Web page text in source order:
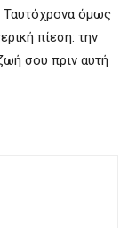
Ταυτόχρονα όμως
πίεση: την
σου πριν αυτή